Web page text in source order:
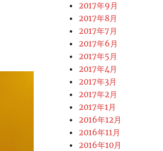
2017年9月
2017年8月
2017年7月
2017年6月
2017年5月
2017年4月
2017年3月
2017年2月
2017年1月
2016年12月
2016年11月
2016年10月